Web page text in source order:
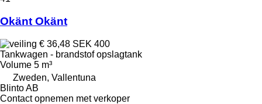
Okänt Okänt
€ 36,48 SEK 400
Tankwagen - brandstof opslagtank
Volume 5 m³
Zweden, Vallentuna
Blinto AB
Contact opnemen met verkoper